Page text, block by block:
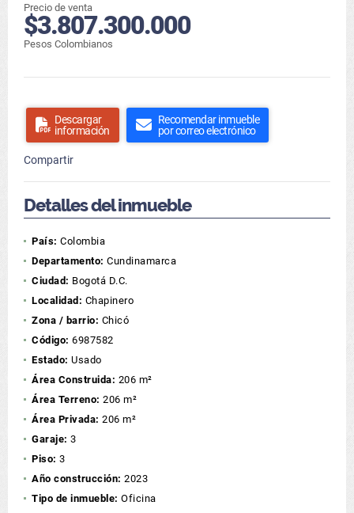
Precio de venta
$3.807.300.000
Pesos Colombianos
Descargar
información
Recomendar inmueble
por correo electrónico
Compartir
Detalles del inmueble
País: Colombia
Departamento: Cundinamarca
Ciudad: Bogotá D.C.
Localidad: Chapinero
Zona / barrio: Chicó
Código: 6987582
Estado: Usado
Área Construida: 206 m²
Área Terreno: 206 m²
Área Privada: 206 m²
Garaje: 3
Piso: 3
Año construcción: 2023
Tipo de inmueble: Oficina